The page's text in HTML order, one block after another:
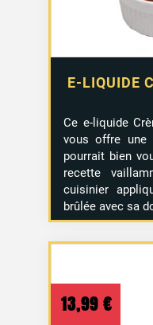
E-LIQUIDE
Ce e-liquide
vous offre une
pourrait bien
recette
cuisinier
brûlée avec sa
13,99€